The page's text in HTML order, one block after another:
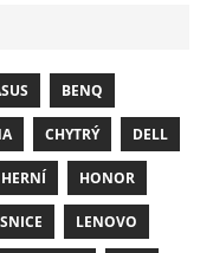
BENQ
CHYTRÝ DELL
HERNÍ HONOR
LENOVO